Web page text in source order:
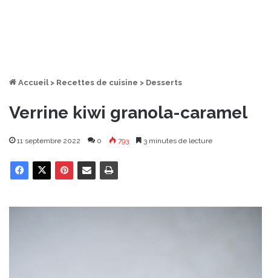
Accueil > Recettes de cuisine > Desserts
Verrine kiwi granola-caramel
11 septembre 2022 0 793 3 minutes de lecture